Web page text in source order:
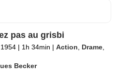
pas au grisbi
| 1h 34min | Action Drame
Becker